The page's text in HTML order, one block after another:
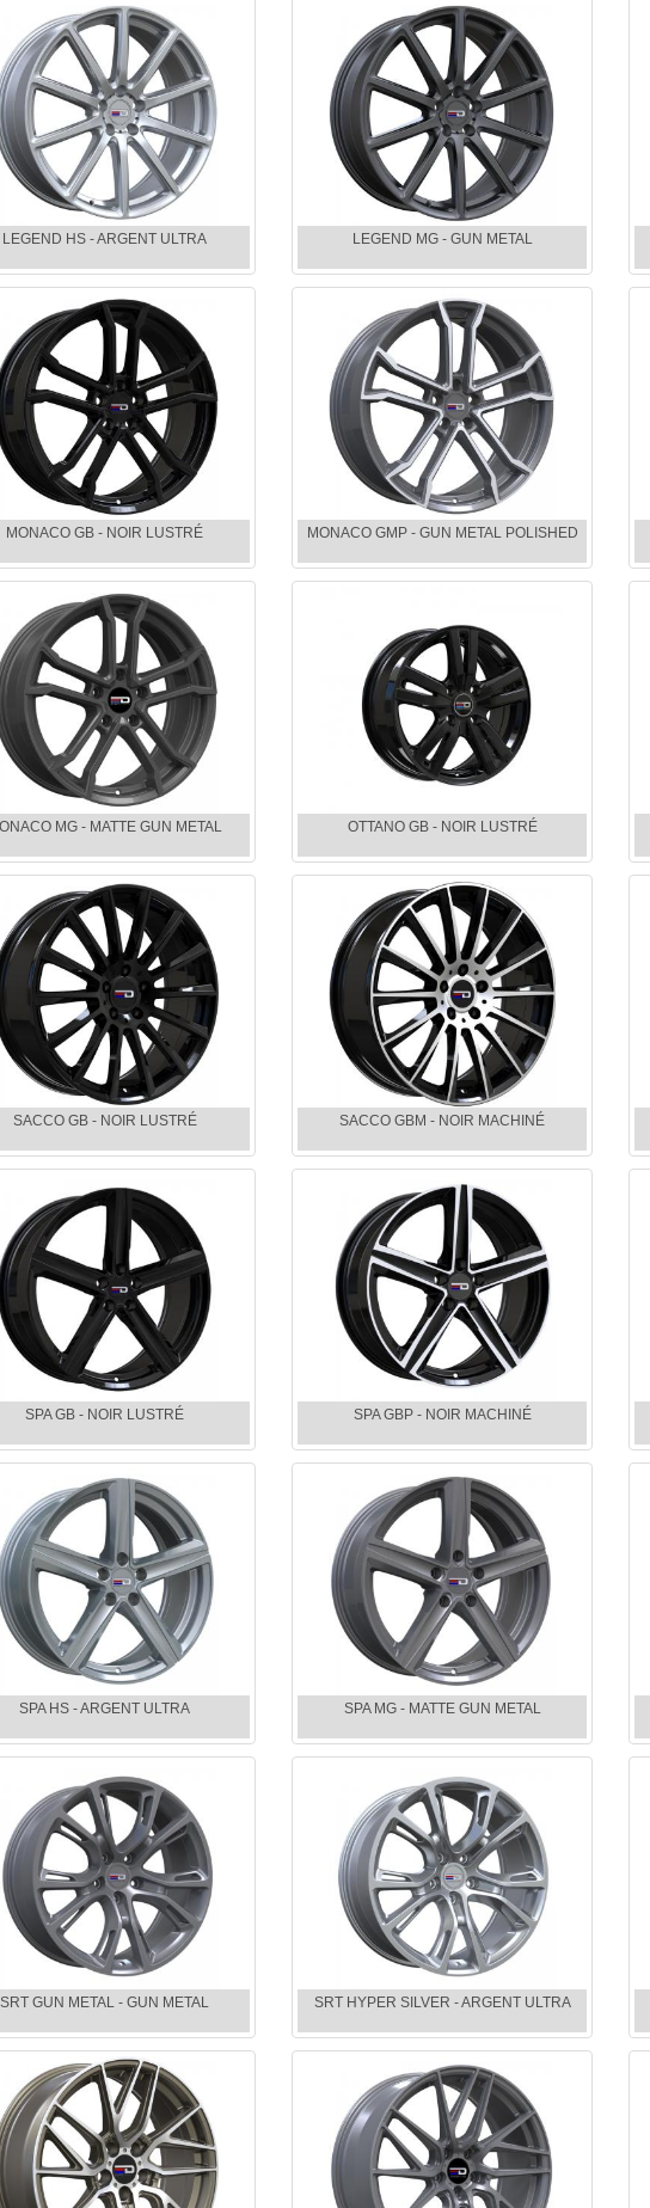
LEGEND HS - ARGENT ULTRA LEGEND MG - GUN METAL
MONACO GB - NOIR LUSTRÉ MONACO GMP - GUN METAL POLISHED
MG - MATTE GUN METAL OTTANO GB - NOIR LUSTRÉ
SACCO GB - NOIR LUSTRÉ SACCO GBM - NOIR MACHINÉ
SPA GB - NOIR LUSTRÉ SPA GBP - NOIR MACHINÉ
SPA HS - ARGENT ULTRA SPA MG - MATTE GUN METAL
SRT GUN METAL - GUN METAL SRT HYPER SILVER - ARGENT ULTRA